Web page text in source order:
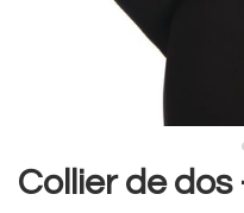
SkipCollier de dos